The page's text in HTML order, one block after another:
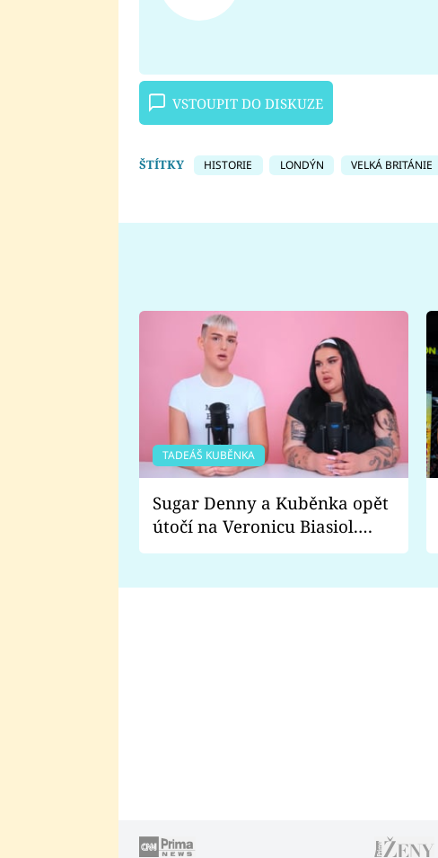
VSTOUPIT DO DISKUZE
ŠTÍTKY HISTORIE LONDÝN VELKÁ BRITÁNIE
TADEÁŠ KUBĚNKA
Sugar Denny a Kuběnka opět
útočí na Veronicu Biasiol.
Proč je podle nich falešná a